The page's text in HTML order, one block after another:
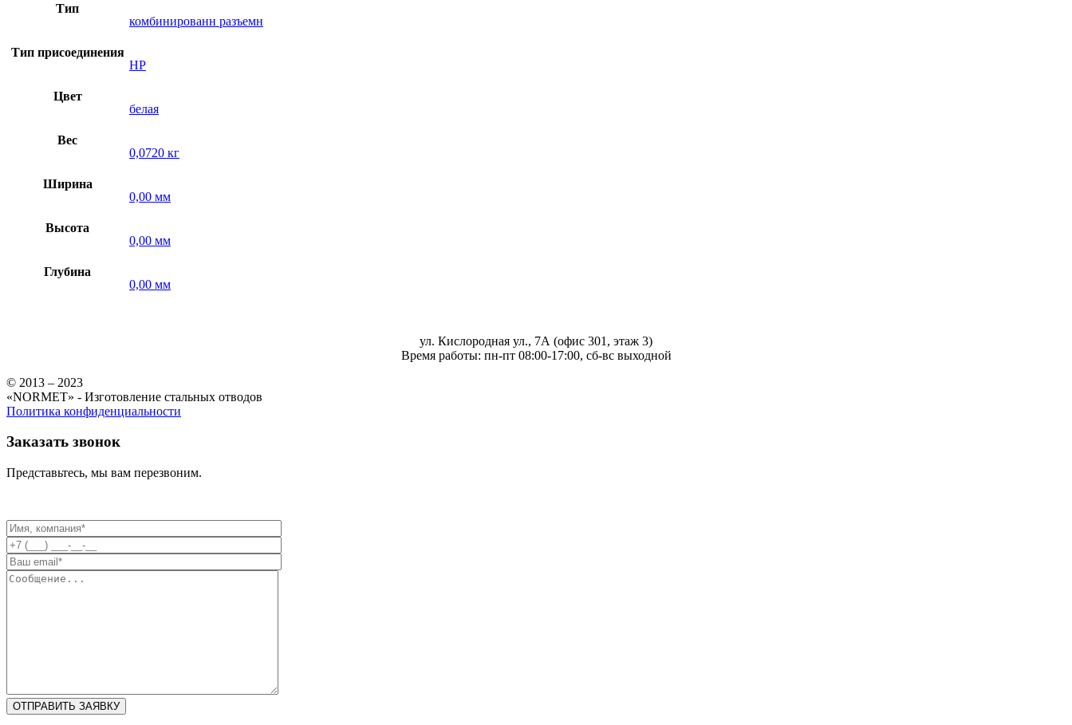
Тип
комбинированн разъемн
Тип присоединения
НР
Цвет
белая
Вес
0,0720 кг
Ширина
0,00 мм
Высота
0,00 мм
Глубина
0,00 мм
ул. Кислородная ул., 7А (офис 301, этаж 3)
Время работы: пн-пт 08:00-17:00, сб-вс выходной
© 2013 – 2023
«NORMET» - Изготовление стальных отводов
Политика конфиденциальности
Заказать звонок
Представьтесь, мы вам перезвоним.